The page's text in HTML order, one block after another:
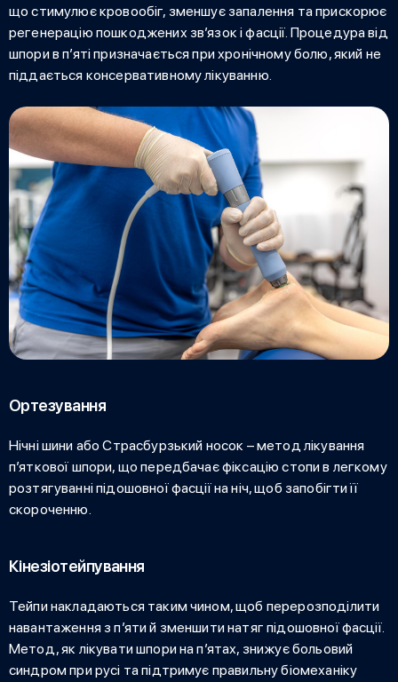
що стимулює кровообіг, зменшує запалення та прискорює
регенерацію пошкоджених зв’язок і фасції. Процедуравід
шпори в п’ятіпризначається при хронічному болю, який не
піддається консервативному лікуванню.
Ортезування
Нічні шини або Страсбурзький носок – методлікування
п’яткової шпори, що передбачає фіксацію стопи в легкому
розтягуванні підошовної фасції на ніч, щоб запобігти її
скороченню.
Кінезіотейпування
Тейпи накладаються таким чином, щоб перерозподілити
навантаження з п’яти й зменшити натяг підошовної фасції.
Метод,як лікувати шпори на п’ятах, знижує больовий
синдром при русі та підтримує правильну біомеханіку